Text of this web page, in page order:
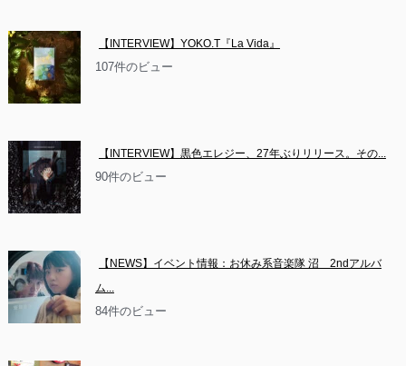
【INTERVIEW】YOKO.T『La Vida』
107件のビュー
【INTERVIEW】黒色エレジー、27年ぶりリリース。その...
90件のビュー
【NEWS】イベント情報：お休み系音楽隊 沼　2ndアルバ
ム...
84件のビュー